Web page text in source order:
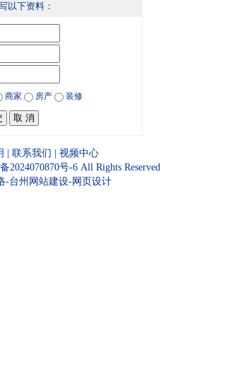
以下资料：
商家 房产 装修
联系我们
视频中心
2024070870号-6 All Rights Reserved
-台州网站建设-网页设计